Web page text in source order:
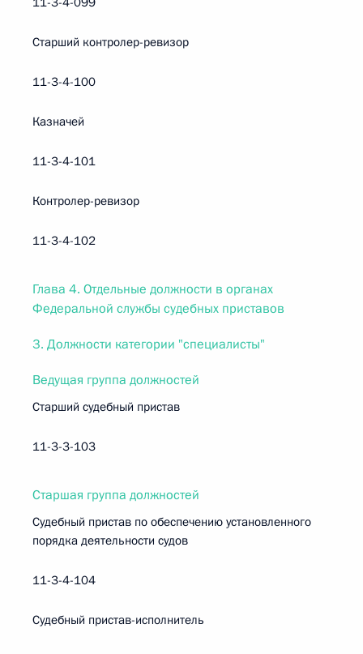
Старший контролер-ревизор
11-3-4-100
Казначей
11-3-4-101
Контролер-ревизор
11-3-4-102
Глава 4. Отдельные должности в органах
Федеральной службы судебных приставов
3. Должности категории "специалисты"
Ведущая группа должностей
Старший судебный пристав
11-3-3-103
Старшая группа должностей
Судебный пристав по обеспечению установленного
порядка деятельности судов
11-3-4-104
Судебный пристав-исполнитель